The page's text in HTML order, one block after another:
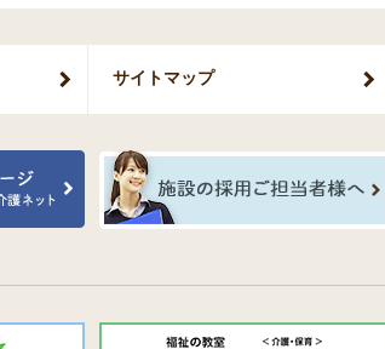
サイトマップ